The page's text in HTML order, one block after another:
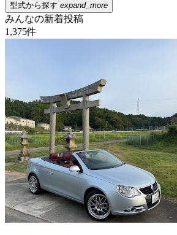
型式から探す expand_more
みんなの新着投稿
1,375件